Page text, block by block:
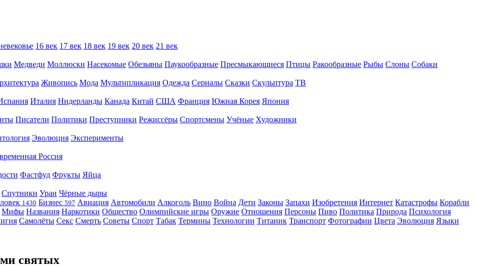
16 век 17 век 18 век 19 век 20 век 21 век
Медведи Моллюски Насекомые Обезьяны Паукообразные Пресмыкающиеся Птицы Ракообразные Рыбы Слоны Собаки
Живопись Мода Мультипликация Одежда Сериалы Сказки Скульптура ТВ
Италия Нидерланды Канада Китай США Франция Южная Корея Япония
Писатели Политики Преступники Режиссёры Спортсмены Учёные Художники
Эволюция Эксперименты
Россия
Фастфуд Фрукты Яйца
Спутники Уран Чёрные дыры
1430 Бизнес 597 Авиация Автомобили Алкоголь Вино Война Дети Законы Запахи Изобретения Интернет Катастрофы Корабли
Мифы Названия Наркотики Общество Олимпийские игры Оружие Отношения Персоны Пиво Политика Природа Психология
Самолёты Секс Смерть Советы Спорт Табак Термины Технологии Титаник Транспорт Фотографии Цвета Эволюция Языки
святых